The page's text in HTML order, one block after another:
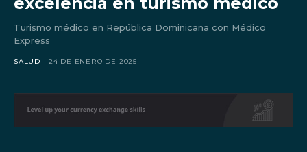
Don't miss
out!
Turismo médico en República Dominicana con Médico
Express
SALUD 24 DE ENERO DE 2025